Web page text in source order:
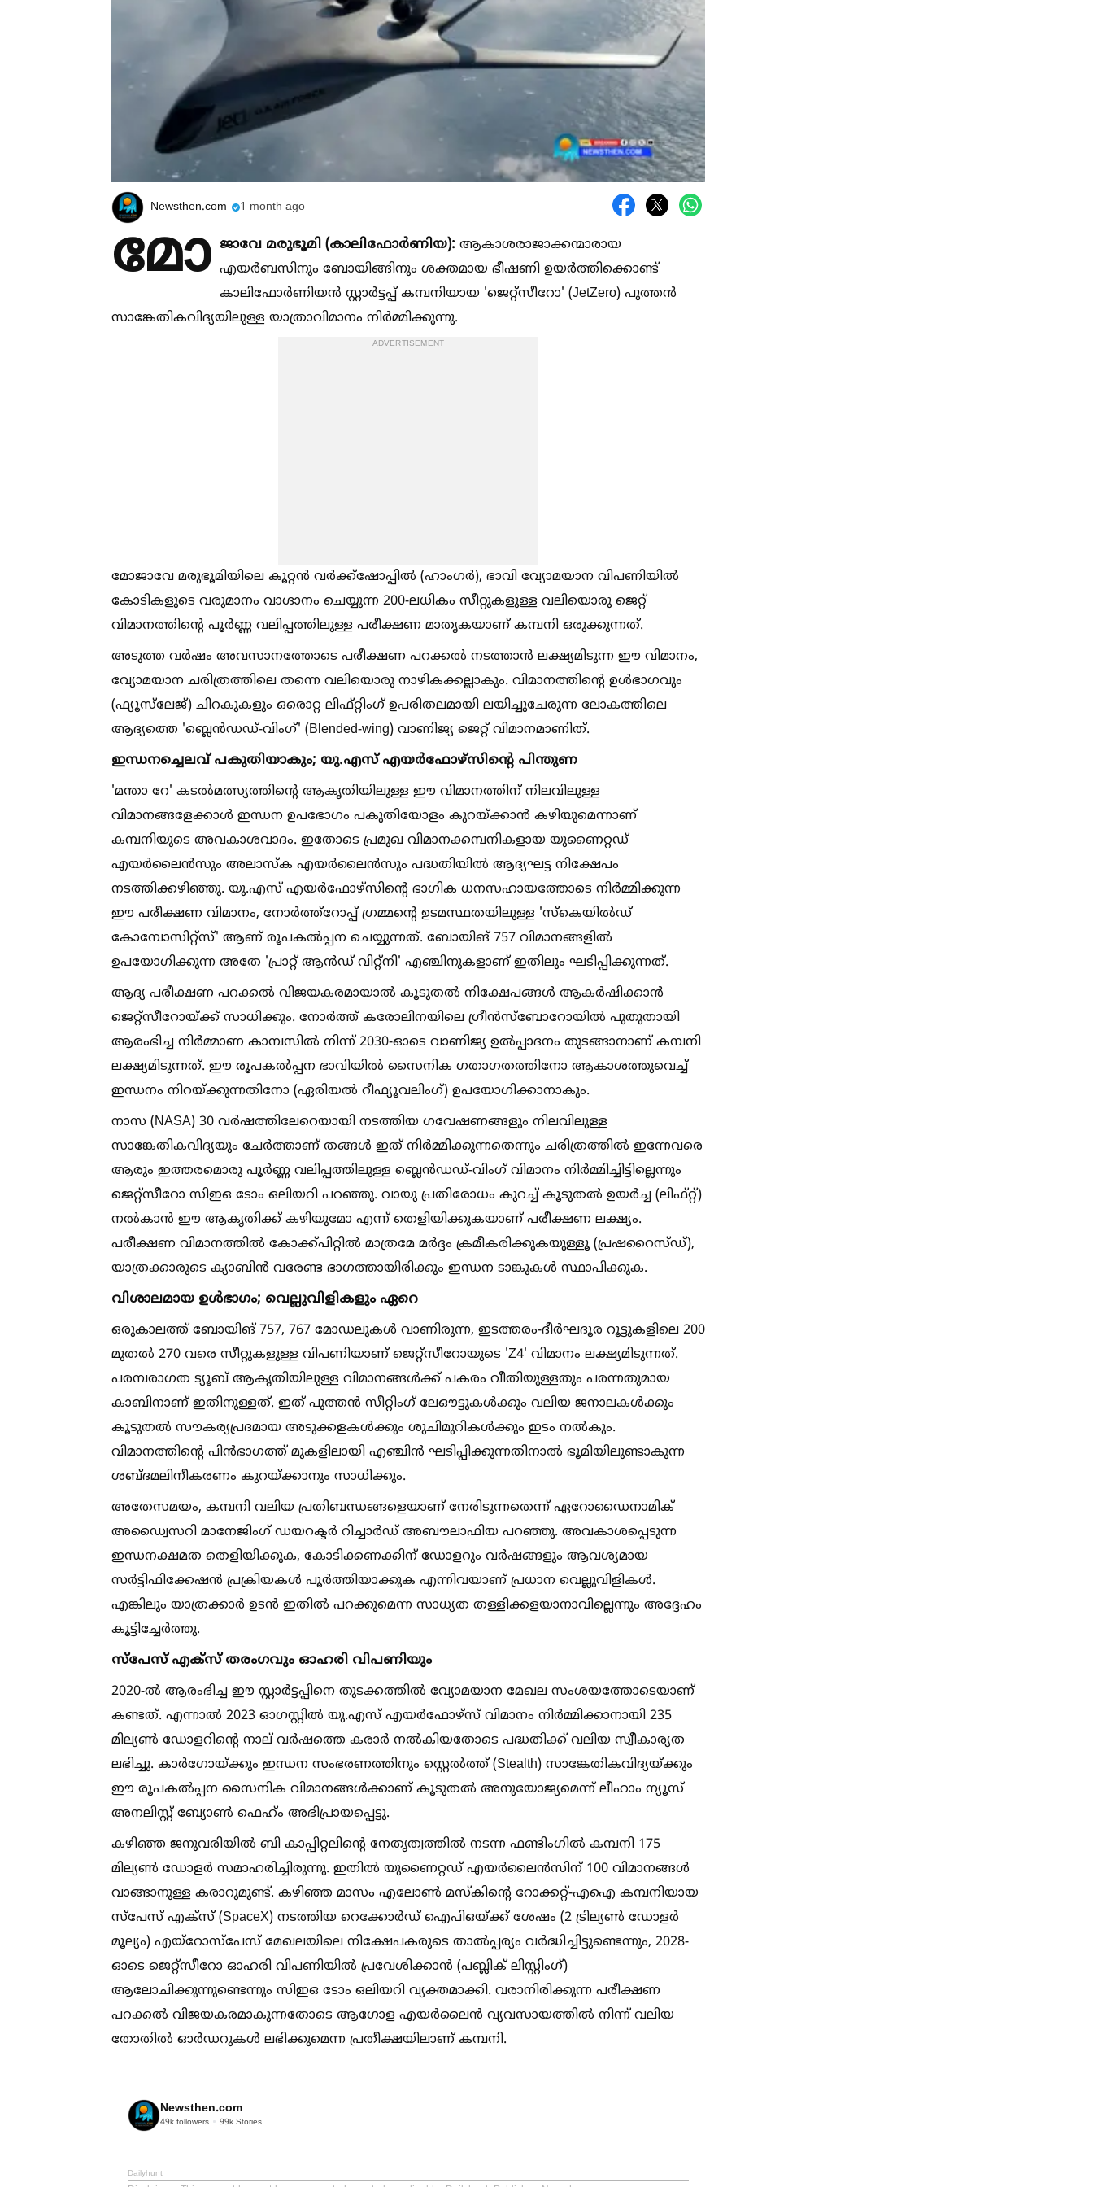
Newsthen.com 1 month ago
മോ ജാവേ മരുഭൂമി (കാലിഫോർണിയ): ആകാശരാജാക്കന്മാരായ
എയർബസിനും ബോയിങ്ങിനും ശക്തമായ ഭീഷണി ഉയർത്തിക്കൊണ്ട്
കാലിഫോർണിയൻ സ്റ്റാർട്ടപ്പ് കമ്പനിയായ 'ജെറ്റ്സീറോ' (JetZero) പുത്തൻ
സാങ്കേതികവിദ്യയിലുള്ള യാത്രാവിമാനം നിർമ്മിക്കുന്നു.
ADVERTISEMENT
മോജാവേ മരുഭൂമിയിലെ കൂറ്റൻ വര്‍ക്ക്‌ഷോപ്പില്‍ (ഹാംഗർ), ഭാവി വ്യോമയാന വിപണിയില്‍
കോടികളുടെ വരുമാനം വാഗ്ദാനം ചെയ്യുന്ന 200-ലധികം സീറ്റുകളുള്ള വലിയൊരു ജെറ്റ്
വിമാനത്തിന്റെ പൂർണ്ണ വലിപ്പത്തിലുള്ള പരീക്ഷണ മാതൃകയാണ് കമ്പനി ഒരുക്കുന്നത്.
അടുത്ത വർഷം അവസാനത്തോടെ പരീക്ഷണ പറക്കല്‍ നടത്താൻ ലക്ഷ്യമിടുന്ന ഈ വിമാനം,
വ്യോമയാന ചരിത്രത്തിലെ തന്നെ വലിയൊരു നാഴികക്കല്ലാകും. വിമാനത്തിന്റെ ഉള്‍ഭാഗവും
(ഫ്യൂസ്‌ലേജ്) ചിറകുകളും ഒരൊറ്റ ലിഫ്റ്റിംഗ് ഉപരിതലമായി ലയിച്ചുചേരുന്ന ലോകത്തിലെ
ആദ്യത്തെ 'ബ്ലെൻഡഡ്-വിംഗ്' (Blended-wing) വാണിജ്യ ജെറ്റ് വിമാനമാണിത്.
ഇന്ധനച്ചെലവ് പകുതിയാകും; യു.എസ് എയർഫോഴ്‌സിന്റെ പിന്തുണ
'മന്താ റേ' കടല്‍മത്സ്യത്തിന്റെ ആകൃതിയിലുള്ള ഈ വിമാനത്തിന് നിലവിലുള്ള
വിമാനങ്ങളേക്കാള്‍ ഇന്ധന ഉപഭോഗം പകുതിയോളം കുറയ്ക്കാൻ കഴിയുമെന്നാണ്
കമ്പനിയുടെ അവകാശവാദം. ഇതോടെ പ്രമുഖ വിമാനക്കമ്പനികളായ യുണൈറ്റഡ്
എയർലൈൻസും അലാസ്ക എയർലൈൻസും പദ്ധതിയില്‍ ആദ്യഘട്ട നിക്ഷേപം
നടത്തിക്കഴിഞ്ഞു. യു.എസ് എയർഫോഴ്‌സിന്റെ ഭാഗിക ധനസഹായത്തോടെ നിർമ്മിക്കുന്ന
ഈ പരീക്ഷണ വിമാനം, നോർത്ത്‌റോപ്പ് ഗ്രമ്മന്റെ ഉടമസ്ഥതയിലുള്ള 'സ്കെയില്‍ഡ്
കോമ്പോസിറ്റ്സ്' ആണ് രൂപകല്‍പ്പന ചെയ്യുന്നത്. ബോയിങ് 757 വിമാനങ്ങളില്‍
ഉപയോഗിക്കുന്ന അതേ 'പ്രാറ്റ് ആൻഡ് വിറ്റ്നി' എഞ്ചിനുകളാണ് ഇതിലും ഘടിപ്പിക്കുന്നത്.
ആദ്യ പരീക്ഷണ പറക്കല്‍ വിജയകരമായാല്‍ കൂടുതല്‍ നിക്ഷേപങ്ങള്‍ ആകർഷിക്കാൻ
ജെറ്റ്സീറോയ്ക്ക് സാധിക്കും. നോർത്ത് കരോലിനയിലെ ഗ്രീൻസ്ബോറോയില്‍ പുതുതായി
ആരംഭിച്ച നിർമ്മാണ കാമ്പസില്‍ നിന്ന് 2030-ഓടെ വാണിജ്യ ഉല്‍പ്പാദനം തുടങ്ങാനാണ് കമ്പനി
ലക്ഷ്യമിടുന്നത്. ഈ രൂപകല്‍പ്പന ഭാവിയില്‍ സൈനിക ഗതാഗതത്തിനോ ആകാശത്തുവെച്ച്‌
ഇന്ധനം നിറയ്ക്കുന്നതിനോ (ഏരിയല്‍ റീഫ്യൂവലിംഗ്) ഉപയോഗിക്കാനാകും.
നാസ (NASA) 30 വർഷത്തിലേറെയായി നടത്തിയ ഗവേഷണങ്ങളും നിലവിലുള്ള
സാങ്കേതികവിദ്യയും ചേർത്താണ് തങ്ങള്‍ ഇത് നിർമ്മിക്കുന്നതെന്നും ചരിത്രത്തില്‍ ഇന്നേവരെ
ആരും ഇത്തരമൊരു പൂർണ്ണ വലിപ്പത്തിലുള്ള ബ്ലെൻഡഡ്-വിംഗ് വിമാനം നിർമ്മിച്ചിട്ടില്ലെന്നും
ജെറ്റ്സീറോ സിഇഒ ടോം ഒലിയറി പറഞ്ഞു. വായു പ്രതിരോധം കുറച്ച്‌ കൂടുതല്‍ ഉയർച്ച (ലിഫ്റ്റ്)
നല്‍കാൻ ഈ ആകൃതിക്ക് കഴിയുമോ എന്ന് തെളിയിക്കുകയാണ് പരീക്ഷണ ലക്ഷ്യം.
പരീക്ഷണ വിമാനത്തില്‍ കോക്ക്പിറ്റില്‍ മാത്രമേ മർദ്ദം ക്രമീകരിക്കുകയുള്ളൂ (പ്രഷറൈസ്ഡ്),
യാത്രക്കാരുടെ ക്യാബിൻ വരേണ്ട ഭാഗത്തായിരിക്കും ഇന്ധന ടാങ്കുകള്‍ സ്ഥാപിക്കുക.
വിശാലമായ ഉള്‍ഭാഗം; വെല്ലുവിളികളും ഏറെ
ഒരുകാലത്ത് ബോയിങ് 757, 767 മോഡലുകള്‍ വാണിരുന്ന, ഇടത്തരം-ദീർഘദൂര റൂട്ടുകളിലെ 200
മുതല്‍ 270 വരെ സീറ്റുകളുള്ള വിപണിയാണ് ജെറ്റ്സീറോയുടെ 'Z4' വിമാനം ലക്ഷ്യമിടുന്നത്.
പരമ്പരാഗത ട്യൂബ് ആകൃതിയിലുള്ള വിമാനങ്ങള്‍ക്ക് പകരം വീതിയുള്ളതും പരന്നതുമായ
കാബിനാണ് ഇതിനുള്ളത്. ഇത് പുത്തൻ സീറ്റിംഗ് ലേഔട്ടുകള്‍ക്കും വലിയ ജനാലകള്‍ക്കും
കൂടുതല്‍ സൗകര്യപ്രദമായ അടുക്കളകള്‍ക്കും ശുചിമുറികള്‍ക്കും ഇടം നല്‍കും.
വിമാനത്തിന്റെ പിൻഭാഗത്ത് മുകളിലായി എഞ്ചിൻ ഘടിപ്പിക്കുന്നതിനാല്‍ ഭൂമിയിലുണ്ടാകുന്ന
ശബ്ദമലിനീകരണം കുറയ്ക്കാനും സാധിക്കും.
അതേസമയം, കമ്പനി വലിയ പ്രതിബന്ധങ്ങളെയാണ് നേരിടുന്നതെന്ന് ഏറോഡൈനാമിക്
അഡ്വൈസറി മാനേജിംഗ് ഡയറക്ടർ റിച്ചാർഡ് അബൗലാഫിയ പറഞ്ഞു. അവകാശപ്പെടുന്ന
ഇന്ധനക്ഷമത തെളിയിക്കുക, കോടിക്കണക്കിന് ഡോളറും വർഷങ്ങളും ആവശ്യമായ
സർട്ടിഫിക്കേഷൻ പ്രക്രിയകള്‍ പൂർത്തിയാക്കുക എന്നിവയാണ് പ്രധാന വെല്ലുവിളികള്‍.
എങ്കിലും യാത്രക്കാർ ഉടൻ ഇതില്‍ പറക്കുമെന്ന സാധ്യത തള്ളിക്കളയാനാവില്ലെന്നും അദ്ദേഹം
കൂട്ടിച്ചേർത്തു.
സ്‌പേസ് എക്‌സ് തരംഗവും ഓഹരി വിപണിയും
2020-ല്‍ ആരംഭിച്ച ഈ സ്റ്റാർട്ടപ്പിനെ തുടക്കത്തില്‍ വ്യോമയാന മേഖല സംശയത്തോടെയാണ്
കണ്ടത്. എന്നാല്‍ 2023 ഓഗസ്റ്റില്‍ യു.എസ് എയർഫോഴ്‌സ് വിമാനം നിർമ്മിക്കാനായി 235
മില്യണ്‍ ഡോളറിന്റെ നാല് വർഷത്തെ കരാർ നല്‍കിയതോടെ പദ്ധതിക്ക് വലിയ സ്വീകാര്യത
ലഭിച്ചു. കാർഗോയ്ക്കും ഇന്ധന സംഭരണത്തിനും സ്റ്റെല്‍ത്ത് (Stealth) സാങ്കേതികവിദ്യയ്ക്കും
ഈ രൂപകല്‍പ്പന സൈനിക വിമാനങ്ങള്‍ക്കാണ് കൂടുതല്‍ അനുയോജ്യമെന്ന് ലീഹാം ന്യൂസ്
അനലിസ്റ്റ് ബ്യോണ്‍ ഫെഹ്‌ം അഭിപ്രായപ്പെട്ടു.
കഴിഞ്ഞ ജനുവരിയില്‍ ബി കാപ്പിറ്റലിന്റെ നേതൃത്വത്തില്‍ നടന്ന ഫണ്ടിംഗില്‍ കമ്പനി 175
മില്യണ്‍ ഡോളർ സമാഹരിച്ചിരുന്നു. ഇതില്‍ യുണൈറ്റഡ് എയർലൈൻസിന് 100 വിമാനങ്ങള്‍
വാങ്ങാനുള്ള കരാറുമുണ്ട്. കഴിഞ്ഞ മാസം എലോണ്‍ മസ്കിന്റെ റോക്കറ്റ്-എഐ കമ്പനിയായ
സ്‌പേസ് എക്‌സ് (SpaceX) നടത്തിയ റെക്കോർഡ് ഐപിഒയ്ക്ക് ശേഷം (2 ട്രില്യണ്‍ ഡോളർ
മൂല്യം) എയ്‌റോസ്‌പേസ് മേഖലയിലെ നിക്ഷേപകരുടെ താല്‍പ്പര്യം വർദ്ധിച്ചിട്ടുണ്ടെന്നും, 2028-
ഓടെ ജെറ്റ്സീറോ ഓഹരി വിപണിയില്‍ പ്രവേശിക്കാൻ (പബ്ലിക് ലിസ്റ്റിംഗ്)
ആലോചിക്കുന്നുണ്ടെന്നും സിഇഒ ടോം ഒലിയറി വ്യക്തമാക്കി. വരാനിരിക്കുന്ന പരീക്ഷണ
പറക്കല്‍ വിജയകരമാകുന്നതോടെ ആഗോള എയർലൈൻ വ്യവസായത്തില്‍ നിന്ന് വലിയ
തോതില്‍ ഓർഡറുകള്‍ ലഭിക്കുമെന്ന പ്രതീക്ഷയിലാണ് കമ്പനി.
Newsthen.com
49k followers 99k Stories
Dailyhunt